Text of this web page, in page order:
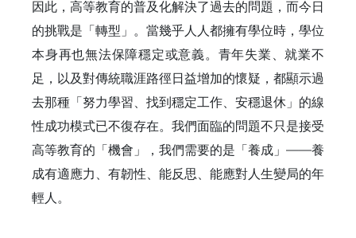
因此，高等教育的普及化解決了過去的問題，而今日
的挑戰是「轉型」。當幾乎人人都擁有學位時，學位
本身再也無法保障穩定或意義。青年失業、就業不
足，以及對傳統職涯路徑日益增加的懷疑，都顯示過
去那種「努力學習、找到穩定工作、安穩退休」的線
性成功模式已不復存在。我們面臨的問題不只是接受
高等教育的「機會」，我們需要的是「養成」——養
成有適應力、有韌性、能反思、能應對人生變局的年
輕人。